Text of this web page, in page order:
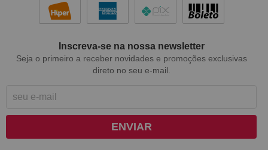
Inscreva-se na nossa newsletter
Seja o primeiro a receber novidades e promoções exclusivas
direto no seu e-mail.
ENVIAR